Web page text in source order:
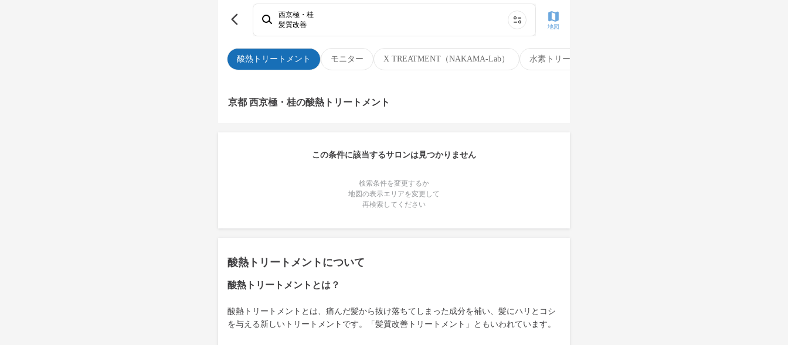
酸熱トリートメント モニター X TREATMENT（NAKAMA-Lab） 水素トリートメント
西京極・桂
髪質改善
地図
京都 西京極・桂の酸熱トリートメント
この条件に該当するサロンは見つかりません
検索条件を変更するか
地図の表示エリアを変更して
再検索してください
酸熱トリートメントについて
酸熱トリートメントとは？
酸熱トリートメントとは、痛んだ髪から抜け落ちてしまった成分を補い、髪にハリとコシ
を与える新しいトリートメントです。「髪質改善トリートメント」ともいわれています。